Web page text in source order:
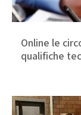
Online le
qualifiche